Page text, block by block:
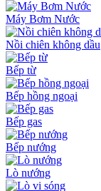
Máy Bơm Nước
Nồi chiên không dầu
Bếp từ
Bếp hồng ngoại
Bếp gas
Bếp nướng
Lò nướng